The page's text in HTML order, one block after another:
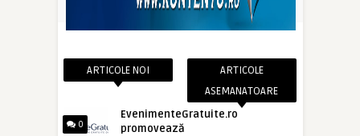
ARTICOLE NOI
0
EvenimenteGratuite.ro
promovează
ARTICOLE
ASEMANATOARE